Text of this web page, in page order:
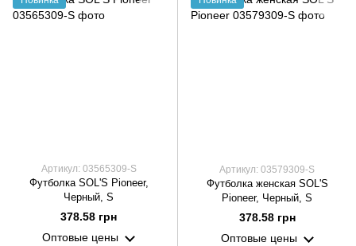
Артикул: 03565309-S
Футболка SOL'S Pioneer,
Черный, S
378.58 грн
Оптовые цены
Артикул: 03579309-S
Футболка женская SOL'S
Pioneer, Черный, S
378.58 грн
Оптовые цены